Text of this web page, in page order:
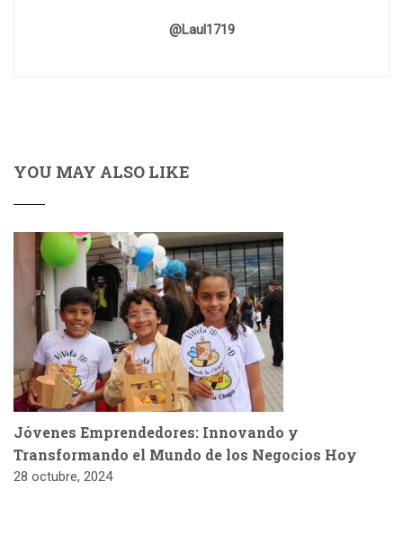
@laul1719
YOU MAY ALSO LIKE
Jóvenes Emprendedores: Innovando y
Transformando el Mundo de los Negocios Hoy
28 octubre, 2024